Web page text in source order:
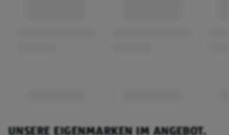
UNSERE EIGENMARKEN IM ANGEBOT.